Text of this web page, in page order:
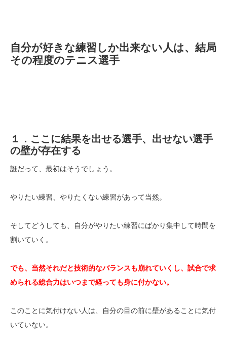
自分が好きな練習しか出来ない人は、結局
その程度のテニス選手
１．ここに結果を出せる選手、出せない選手
の壁が存在する
誰だって、最初はそうでしょう。
やりたい練習、やりたくない練習があって当然。
そしてどうしても、自分がやりたい練習にばかり集中して時間を
割いていく。
でも、当然それだと技術的なバランスも崩れていくし、試合で求
められる総合力はいつまで経っても身に付かない。
このことに気付けない人は、自分の目の前に壁があることに気付
いていない。